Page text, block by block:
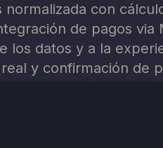
con
de pagos via
los datos y a la
y confirmación de